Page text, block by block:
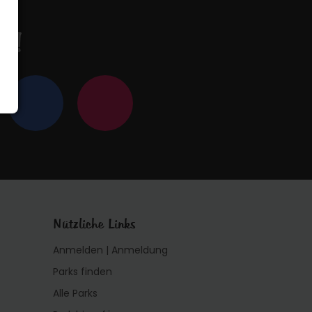
Nützliche Links
Anmelden | Anmeldung
Parks finden
Alle Parks